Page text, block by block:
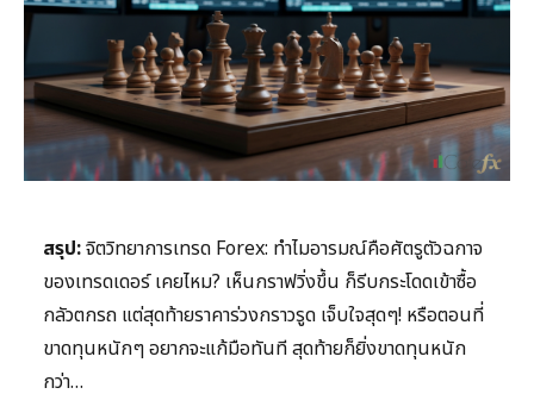
สรุป:จิตวิทยาการเทรด Forex: ทำไมอารมณ์คือศัตรูตัวฉกาจ
ของเทรดเดอร์ เคยไหม? เห็นกราฟวิ่งขึ้น ก็รีบกระโดดเข้าซื้อ
กลัวตกรถ แต่สุดท้ายราคาร่วงกราวรูด เจ็บใจสุดๆ! หรือตอนที่
ขาดทุนหนักๆ อยากจะแก้มือทันที สุดท้ายก็ยิ่งขาดทุนหนัก
กว่า…